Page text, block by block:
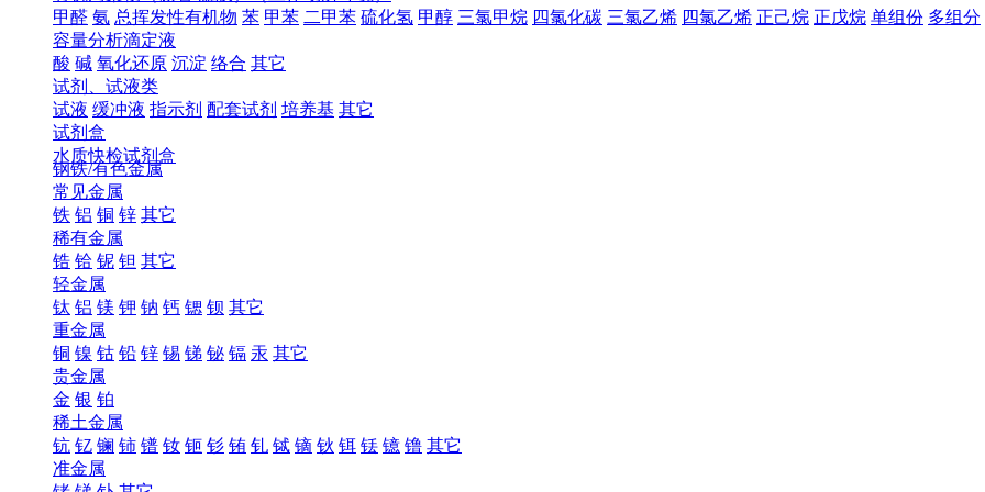
甲醛 氨 总挥发性有机物 苯 甲苯 二甲苯 硫化氢 甲醇 三氯甲烷 四氯化碳 三氯乙烯 四氯乙烯 正己烷 正戊烷 单组份 多组分
容量分析滴定液
酸 碱 氧化还原 沉淀 络合 其它
试剂、试液类
试液 缓冲液 指示剂 配套试剂 培养基 其它
试剂盒
水质快检试剂盒
钢铁/有色金属
常见金属
铁 铝 铜 锌 其它
稀有金属
锆 铪 铌 钽 其它
轻金属
钛 铝 镁 钾 钠 钙 锶 钡 其它
重金属
铜 镍 钴 铅 锌 锡 锑 铋 镉 汞 其它
贵金属
金 银 铂
稀土金属
钪 钇 镧 铈 镨 钕 钷 钐 铕 钆 铽 镝 钬 铒 铥 镱 镥 其它
准金属